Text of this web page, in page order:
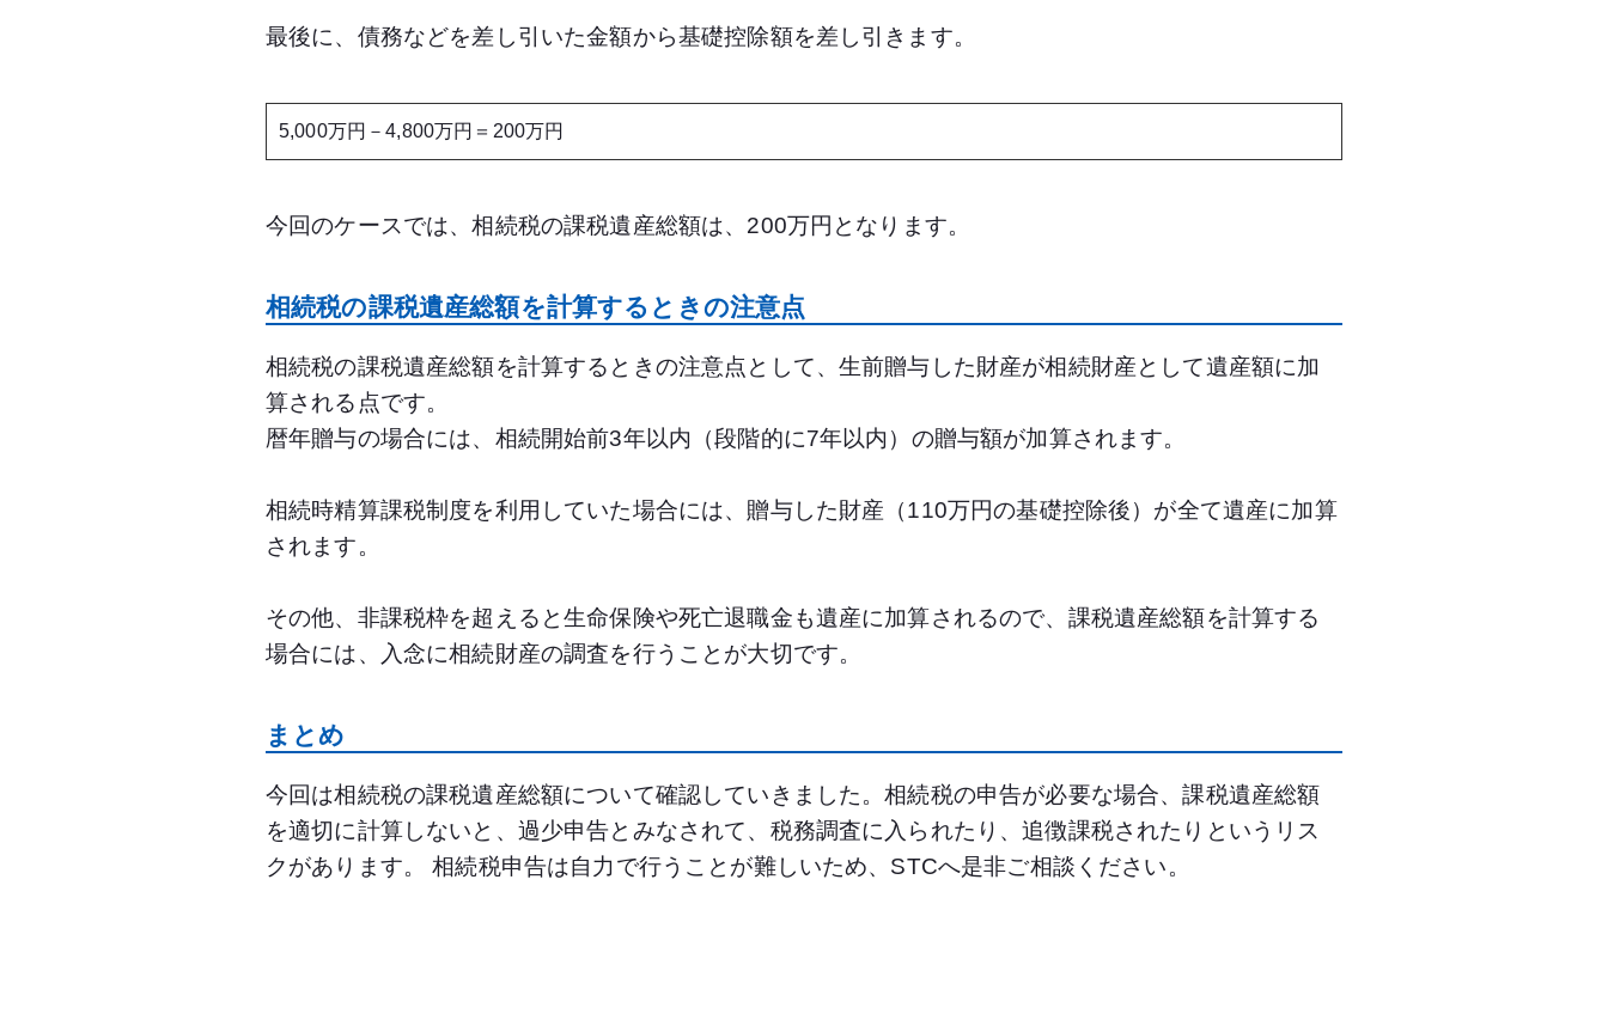
最後に、債務などを差し引いた金額から基礎控除額を差し引きます。
5,000万円－4,800万円＝200万円
今回のケースでは、相続税の課税遺産総額は、200万円となります。
相続税の課税遺産総額を計算するときの注意点
相続税の課税遺産総額を計算するときの注意点として、生前贈与した財産が相続財産として遺産額に加
算される点です。
暦年贈与の場合には、相続開始前3年以内（段階的に7年以内）の贈与額が加算されます。
相続時精算課税制度を利用していた場合には、贈与した財産（110万円の基礎控除後）が全て遺産に加算
されます。
その他、非課税枠を超えると生命保険や死亡退職金も遺産に加算されるので、課税遺産総額を計算する
場合には、入念に相続財産の調査を行うことが大切です。
まとめ
今回は相続税の課税遺産総額について確認していきました。相続税の申告が必要な場合、課税遺産総額
を適切に計算しないと、過少申告とみなされて、税務調査に入られたり、追徴課税されたりというリス
クがあります。 相続税申告は自力で行うことが難しいため、STCへ是非ご相談ください。